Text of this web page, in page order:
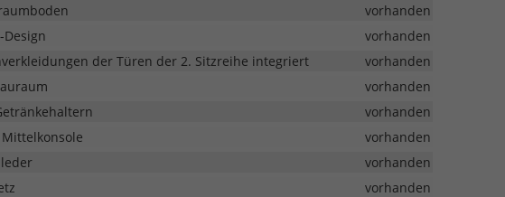
vorhanden
vorhanden
der Türen der 2. Sitzreihe integriert
vorhanden
vorhanden
vorhanden
vorhanden
vorhanden
vorhanden